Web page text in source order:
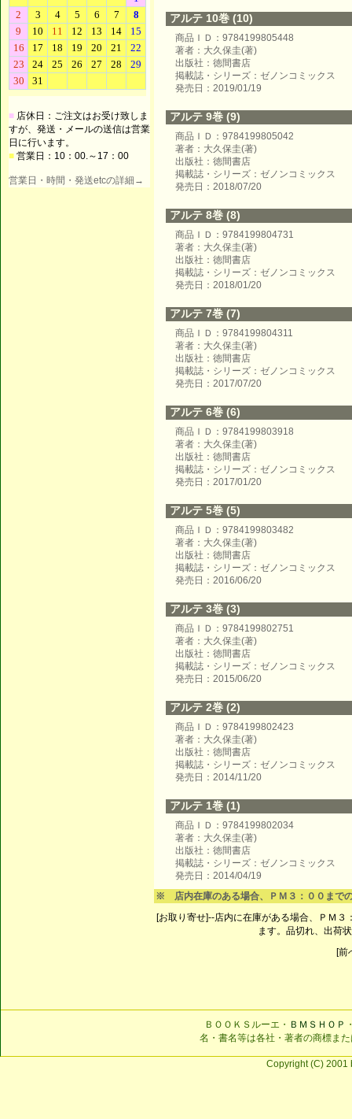
■ 店休日：ご注文はお受け致しま
すが、発送・メールの送信は営業
日に行います。
■ 営業日：10：00.～17：00
営業日・時間・発送etcの詳細→
アルテ 10巻 (10)
商品ＩＤ：9784199805448
著者：大久保圭(著)
出版社：徳間書店
掲載誌・シリーズ：ゼノンコミックス
発売日：2019/01/19
アルテ 9巻 (9)
商品ＩＤ：9784199805042
著者：大久保圭(著)
出版社：徳間書店
掲載誌・シリーズ：ゼノンコミックス
発売日：2018/07/20
アルテ 8巻 (8)
商品ＩＤ：9784199804731
著者：大久保圭(著)
出版社：徳間書店
掲載誌・シリーズ：ゼノンコミックス
発売日：2018/01/20
アルテ 7巻 (7)
商品ＩＤ：9784199804311
著者：大久保圭(著)
出版社：徳間書店
掲載誌・シリーズ：ゼノンコミックス
発売日：2017/07/20
アルテ 6巻 (6)
商品ＩＤ：9784199803918
著者：大久保圭(著)
出版社：徳間書店
掲載誌・シリーズ：ゼノンコミックス
発売日：2017/01/20
アルテ 5巻 (5)
商品ＩＤ：9784199803482
著者：大久保圭(著)
出版社：徳間書店
掲載誌・シリーズ：ゼノンコミックス
発売日：2016/06/20
アルテ 3巻 (3)
商品ＩＤ：9784199802751
著者：大久保圭(著)
出版社：徳間書店
掲載誌・シリーズ：ゼノンコミックス
発売日：2015/06/20
アルテ 2巻 (2)
商品ＩＤ：9784199802423
著者：大久保圭(著)
出版社：徳間書店
掲載誌・シリーズ：ゼノンコミックス
発売日：2014/11/20
アルテ 1巻 (1)
商品ＩＤ：9784199802034
著者：大久保圭(著)
出版社：徳間書店
掲載誌・シリーズ：ゼノンコミックス
発売日：2014/04/19
※ 店内在庫のある場合、ＰＭ３：００まで
[お取り寄せ]--店内に在庫がある場合、ＰＭ
ます。品切れ、出荷
[前
ＢＯＯＫＳルーエ・ ＢＭＳＨＯＰ
名・書名等は各社・著者の商標ま
Copyright (C) 2001